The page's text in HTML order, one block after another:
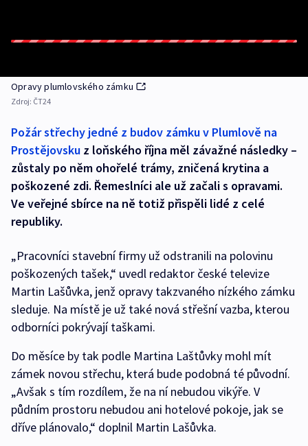
Opravy plumlovského zámku
Zdroj: ČT24
Požár střechy jedné z budov zámku v Plumlově na
Prostějovsku z loňského října měl závažné následky –
zůstaly po něm ohořelé trámy, zničená krytina a
poškozené zdi. Řemeslníci ale už začali s opravami.
Ve veřejné sbírce na ně totiž přispěli lidé z celé
republiky.
„Pracovníci stavební firmy už odstranili na polovinu
poškozených tašek,“ uvedl redaktor české televize
Martin Lašůvka, jenž opravy takzvaného nízkého zámku
sleduje. Na místě je už také nová střešní vazba, kterou
odborníci pokrývají taškami.
Do měsíce by tak podle Martina Laštůvky mohl mít
zámek novou střechu, která bude podobná té původní.
„Avšak s tím rozdílem, že na ní nebudou vikýře. V
půdním prostoru nebudou ani hotelové pokoje, jak se
dříve plánovalo,“ doplnil Martin Lašůvka.